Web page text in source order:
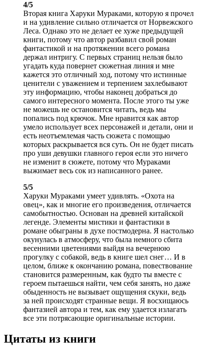
4/5
Вторая книга Харуки Мураками, которую я прочел
и на удивление сильно отличается от Норвежского
Леса. Однако это не делает ее хуже предыдущей
книги, потому что автор разбавил свой роман
фантастикой и на протяжении всего романа
держал интригу. С первых страниц нельзя было
угадать куда повернет сюжетная линия и мне
кажется это отличный ход, потому что истинные
ценители с уважением и терпением захлебывают
эту информацию, чтобы наконец добраться до
самого интересного момента. После этого ты уже
не можешь не остановится читать, ведь мы
попались под крючок. Мне нравится как автор
умело использует всех персонажей и детали, они и
есть неотъемлемая часть сюжета с помощью
которых раскрывается вся суть. Он не будет писать
про уши девушки главного героя если это ничего
не изменит в сюжете, потому что Мураками
выжимает весь сок из написанного ранее.
5/5
Харуки Мураками умеет удивлять. «Охота на
овец», как и многие его произведения, отличается
самобытностью. Основан на древней китайской
легенде. Элементы мистики и фантастики в
романе обыграны в духе постмодерна. Я настолько
окунулась в атмосферу, что была немного сбита
весенними цветениями выйдя на вечернюю
прогулку с собакой, ведь в книге шел снег… И в
целом, ближе к окончанию романа, повествование
становится размеренным, как будто ты вместе с
героем пытаешься найти, чем себя занять, но даже
обыденность не вызывает ощущения скуки, ведь
за ней происходят странные вещи. Я восхищаюсь
фантазией автора и тем, как ему удается излагать
все эти потрясающие оригинальные истории.
Цитаты из книги